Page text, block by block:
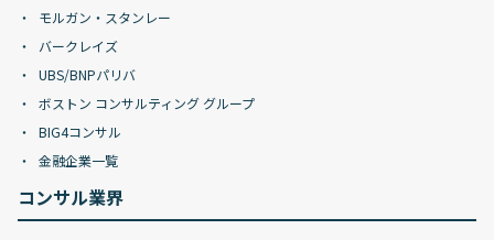
モルガン・スタンレー
バークレイズ
UBS/BNPパリバ
ボストン コンサルティング グループ
BIG4コンサル
金融企業一覧
コンサル業界